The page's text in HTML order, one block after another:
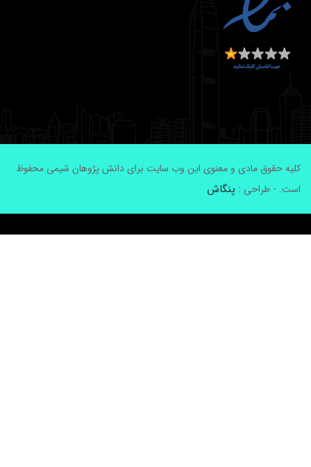
حقوق مادی و معنوی این وب سایت برای دانش پژوهان شیمی محفوظ
- طراحی :پنگاش